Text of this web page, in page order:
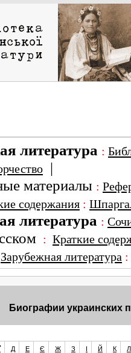
литература :
|
материалы :
содержания :
литература :
: Краткие
Зарубежная литература
Биографии украинских
Д Е Є Ж З І Й К Л